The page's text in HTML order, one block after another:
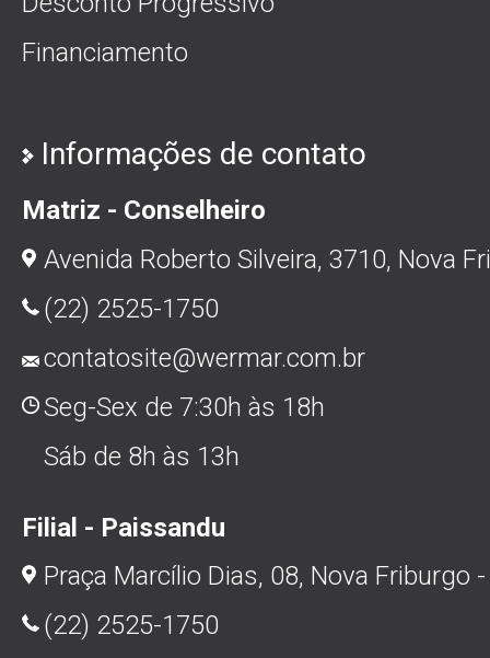
Financiamento
Informações de contato
Matriz - Conselheiro
Avenida Roberto Silveira, 3710, Nova
(22) 2525-1750
contatosite@wermar.com.br
Seg-Sex de 7:30h às 18h
Sáb de 8h às 13h
Filial - Paissandu
Praça Marcílio Dias, 08, Nova Friburgo
(22) 2525-1750